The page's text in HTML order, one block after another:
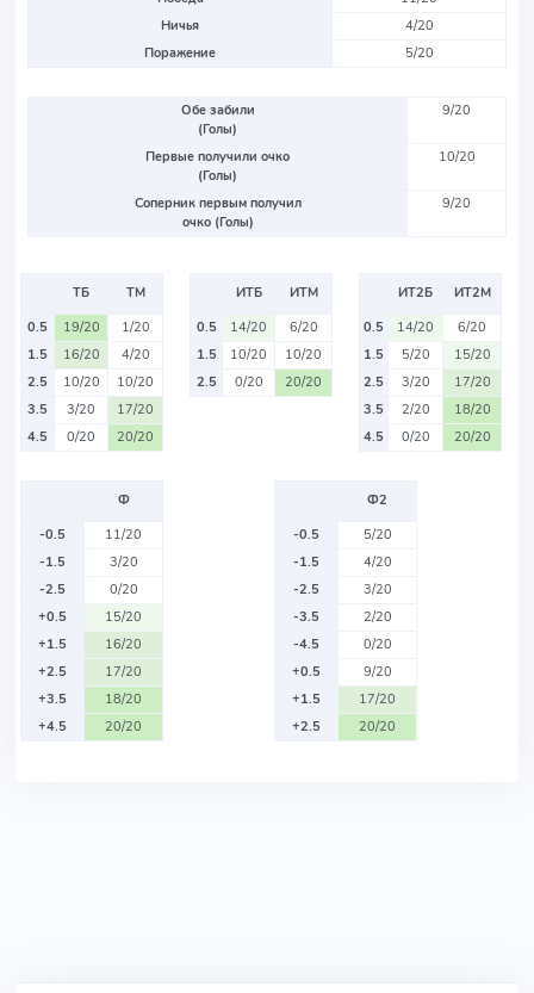
Ничья
4/20
Поражение
5/20
Обе забили
(Голы)
9/20
Первые получили очко
(Голы)
10/20
Соперник первым получил
очко (Голы)
9/20
ТБ
ТМ
0.5
19/20
1/20
1.5
16/20
4/20
2.5
10/20
10/20
3.5
3/20
17/20
4.5
0/20 20/20
ИТБ
ИТМ
0.5
14/20
6/20
1.5
10/20
10/20
2.5
0/20 20/20
ИТ2Б
ИТ2М
0.5
14/20
6/20
1.5
5/20
15/20
2.5
3/20
17/20
3.5
2/20
18/20
4.5
0/20 20/20
Ф
-0.5
11/20
-1.5
3/20
-2.5
0/20
+0.5
15/20
+1.5
16/20
+2.5
17/20
+3.5
18/20
+4.5
20/20
Ф2
-0.5
5/20
-1.5
4/20
-2.5
3/20
-3.5
2/20
-4.5
0/20
+0.5
9/20
+1.5
17/20
+2.5
20/20